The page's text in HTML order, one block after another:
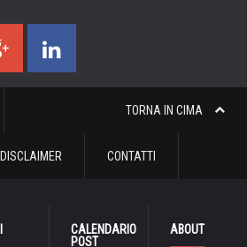
TORNA IN CIMA
DISCLAIMER CONTATTI
CALENDARIO
POST
ABOUT